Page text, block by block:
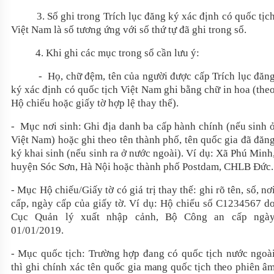
3. Số ghi trong Trích lục đăng ký xác định có quốc
Việt Nam là số tương ứng với số thứ tự đã ghi trong sổ.
4. Khi ghi các mục trong sổ cần lưu ý:
- Họ, chữ đệm, tên của người được cấp Trích lục
ký xác định có quốc tịch Việt Nam ghi bằng chữ in hoa
Hộ chiếu hoặc giấy tờ hợp lệ thay thế).
- Mục nơi sinh: Ghi địa danhba cấp hành chính (nếu sinh
Việt Nam) hoặc ghi theo tên thành phố, tên quốc gia đã
ký khai sinh (nếu sinh ra ở nước ngoài). Ví dụ: Xã Phú
huyện Sóc Sơn, Hà Nội hoặc thành phố Postdam, CHLB Đức.
- Mục Hộ chiếu/Giấy tờ có giá trị thay thế: ghi rõ tên, số,
cấp, ngày cấp của giấy tờ. Ví dụ: Hộ chiếu số C1234567
Cục Quản lý xuất nhập cảnh, Bộ Công an cấp
01/01/2019.
- Mục quốc tịch: Trường hợp đang có quốc tịch nước
thì ghi chính xác tên quốc gia mang quốc tịch theo phiên